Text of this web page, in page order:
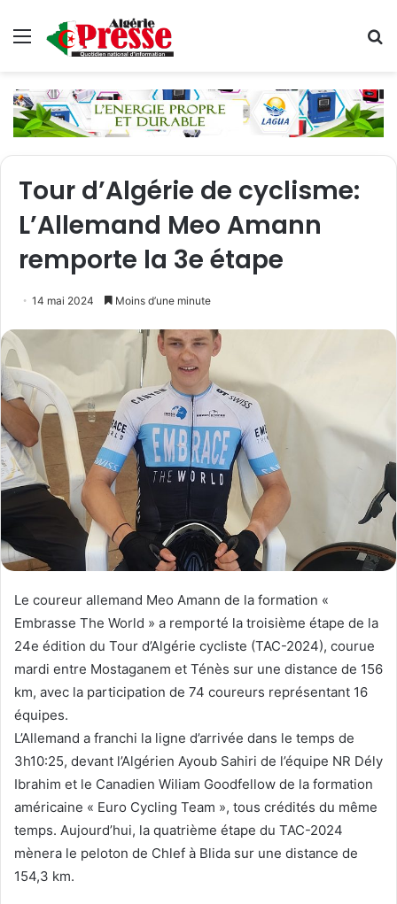
Menu
Tour d’Algérie de cyclisme:
L’Allemand Meo Amann
remporte la 3e étape
14 mai 2024 Moins d’une minute
Le coureur allemand Meo Amann de la formation «
Embrasse The World » a remporté la troisième étape de la
24e édition du Tour d’Algérie cycliste (TAC-2024), courue
mardi entre Mostaganem et Ténès sur une distance de 156
km, avec la participation de 74 coureurs représentant 16
équipes.
L’Allemand a franchi la ligne d’arrivée dans le temps de
3h10:25, devant l’Algérien Ayoub Sahiri de l’équipe NR Dély
Ibrahim et le Canadien Wiliam Goodfellow de la formation
américaine « Euro Cycling Team », tous crédités du même
temps. Aujourd’hui, la quatrième étape du TAC-2024
mènera le peloton de Chlef à Blida sur une distance de
154,3 km.